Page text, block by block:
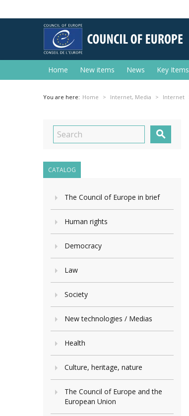
Home New items News Key Items
You are here: Home Internet, Media Internet

CATALOG
The Council of Europe in brief
Human rights
Democracy
Law
Society
New technologies / Medias
Health
Culture, heritage, nature
The Council of Europe and the
European Union